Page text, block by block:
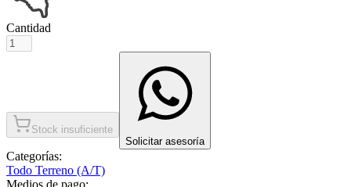
Cantidad
Stock insuficiente
Solicitar asesoría
Categorías:
Todo Terreno (A/T)
Medios de pago: